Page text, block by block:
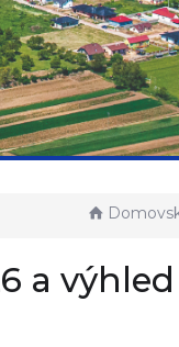
Domovská
a